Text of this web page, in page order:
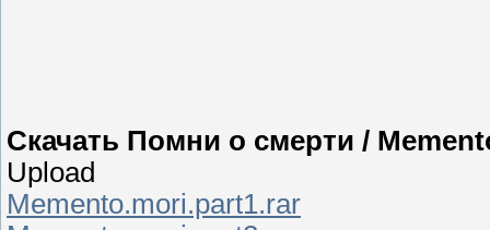
Скачать Помни о смерти /
Upload
Memento.mori.part1.rar